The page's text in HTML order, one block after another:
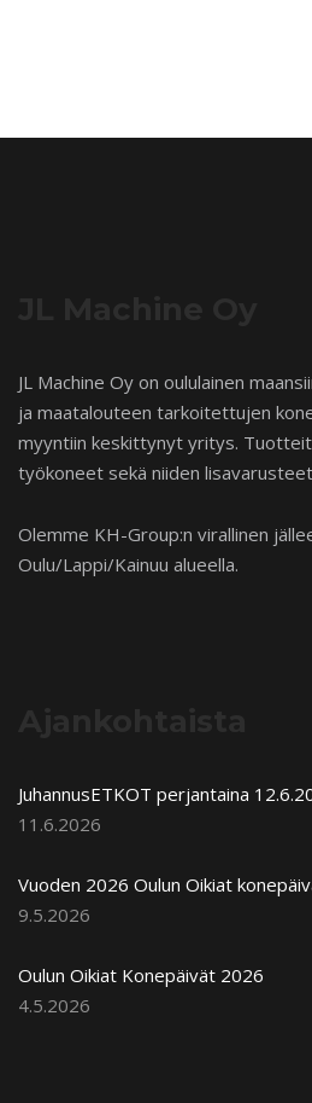
JL Machine Oy on oululainen
ja maatalouteen tarkoitettujen
myyntiin keskittynyt yritys.
työkoneet sekä niiden
Olemme KH-Group:n virallinen
Oulu/Lappi/Kainuu alueella.
JuhannusETKOT perjantaina
11.6.2026
Vuoden 2026 Oulun Oikiat
9.5.2026
Oulun Oikiat Konepäivät 2026
4.5.2026